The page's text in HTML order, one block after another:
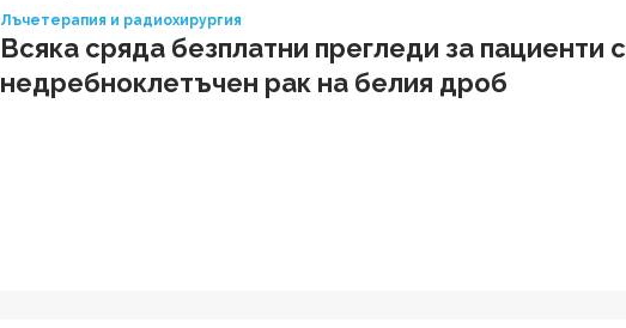
Лъчетерапия и радиохирургия
Всяка сряда безплатни прегледи за пациенти с
недребноклетъчен рак на белия дроб